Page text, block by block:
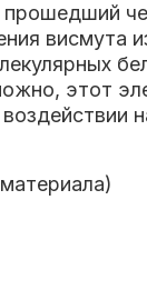
прошедший
висмута
этот